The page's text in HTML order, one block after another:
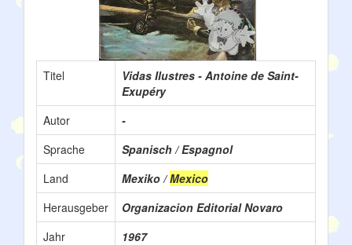
Titel
Vidas Ilustres - Antoine de Saint-
Exupéry
Autor
-
Sprache
Spanisch / Espagnol
Land
Mexiko /Mexico
Herausgeber
Organizacion Editorial Novaro
Jahr
1967